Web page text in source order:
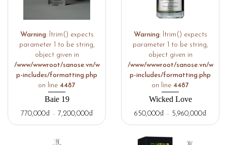
Warning: ltrim() expects
parameter 1 to be string,
object given in
/www/wwwroot/sanose.vn/w
p-includes/formatting.php
on line 4487
Baie 19
770,000₫ – 7,200,000₫
Warning: ltrim() expects
parameter 1 to be string,
object given in
/www/wwwroot/sanose.vn/w
p-includes/formatting.php
on line 4487
Wicked Love
650,000₫ – 5,960,000₫